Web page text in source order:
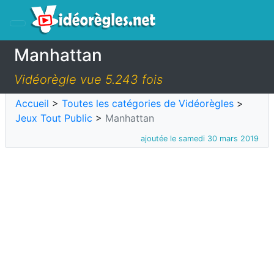
Manhattan
Vidéorègle vue 5.243 fois
Accueil > Toutes les catégories de Vidéorègles >
Jeux Tout Public > Manhattan
ajoutée le samedi 30 mars 2019